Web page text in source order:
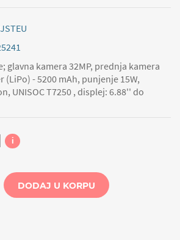
glavna kamera 32MP, prednja kamera
(LiPo) - 5200 mAh, punjenje 15W,
UNISOC T7250 , displej: 6.88'' do
i
DODAJ U KORPU